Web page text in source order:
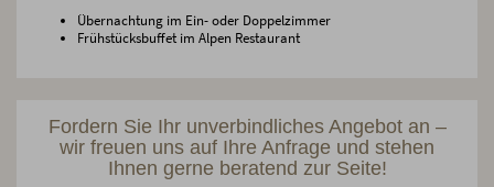
Übernachtung im Ein- oder Doppelzimmer
Frühstücksbuffet im Alpen Restaurant
Fordern Sie Ihr unverbindliches Angebot an –
wir freuen uns auf Ihre Anfrage und stehen
Ihnen gerne beratend zur Seite!